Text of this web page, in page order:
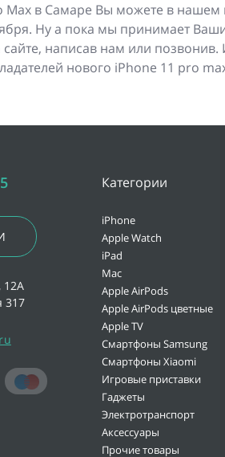
Max в Самаре Вы можете в нашем
Ну а пока мы принимает
написав нам или позвонив.
нового iPhone 11 pro
12А
317
Категории
iPhone
Apple Watch
iPad
Mac
Apple AirPods
Apple AirPods цветные
Apple TV
Смартфоны Samsung
Смартфоны Xiaomi
Игровые приставки
Гаджеты
Электротранспорт
Аксессуары
Прочие товары